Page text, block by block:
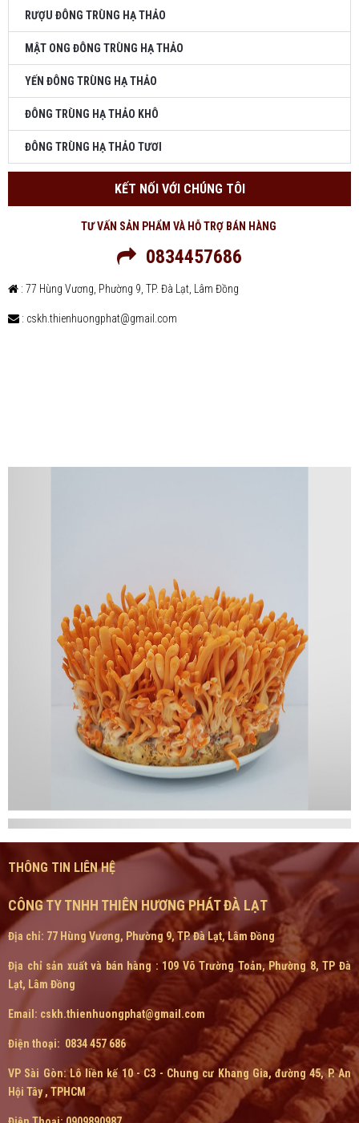
RƯỢU ĐÔNG TRÙNG HẠ THẢO
MẬT ONG ĐÔNG TRÙNG HẠ THẢO
YẾN ĐÔNG TRÙNG HẠ THẢO
ĐÔNG TRÙNG HẠ THẢO KHÔ
ĐÔNG TRÙNG HẠ THẢO TƯƠI
KẾT NỐI VỚI CHÚNG TÔI
TƯ VẤN SẢN PHẨM VÀ HỖ TRỢ BÁN HÀNG
0834457686
: 77 Hùng Vương, Phường 9, TP. Đà Lạt, Lâm Đồng
: cskh.thienhuongphat@gmail.com
THÔNG TIN LIÊN HỆ
CÔNG TY TNHH THIÊN HƯƠNG PHÁT ĐÀ LẠT
Địa chỉ: 77 Hùng Vương, Phường 9, TP. Đà Lạt, Lâm Đồng
Địa chỉ sản xuất và bán hàng : 109 Võ Trường Toản, Phường 8, TP Đà
Lạt, Lâm Đồng
Email: cskh.thienhuongphat@gmail.com
Điện thoại: 0834 457 686
VP Sài Gòn:Lô liền kế 10 - C3 - Chung cư Khang Gia, đường 45, P. An
Hội Tây , TPHCM